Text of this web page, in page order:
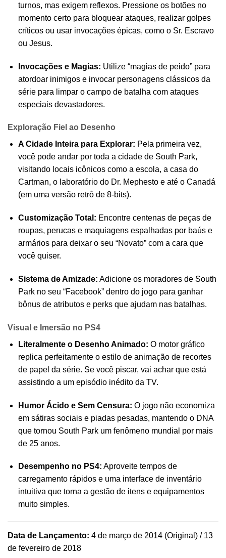
turnos, mas exigem reflexos. Pressione os botões no
momento certo para bloquear ataques, realizar golpes
críticos ou usar invocações épicas, como o Sr. Escravo
ou Jesus.
Invocações e Magias: Utilize “magias de peido” para
atordoar inimigos e invocar personagens clássicos da
série para limpar o campo de batalha com ataques
especiais devastadores.
Exploração Fiel ao Desenho
A Cidade Inteira para Explorar: Pela primeira vez,
você pode andar por toda a cidade de South Park,
visitando locais icônicos como a escola, a casa do
Cartman, o laboratório do Dr. Mephesto e até o Canadá
(em uma versão retrô de 8-bits).
Customização Total: Encontre centenas de peças de
roupas, perucas e maquiagens espalhadas por baús e
armários para deixar o seu “Novato” com a cara que
você quiser.
Sistema de Amizade: Adicione os moradores de South
Park no seu “Facebook” dentro do jogo para ganhar
bônus de atributos e perks que ajudam nas batalhas.
Visual e Imersão no PS4
Literalmente o Desenho Animado: O motor gráfico
replica perfeitamente o estilo de animação de recortes
de papel da série. Se você piscar, vai achar que está
assistindo a um episódio inédito da TV.
Humor Ácido e Sem Censura: O jogo não economiza
em sátiras sociais e piadas pesadas, mantendo o DNA
que tornou South Park um fenômeno mundial por mais
de 25 anos.
Desempenho no PS4: Aproveite tempos de
carregamento rápidos e uma interface de inventário
intuitiva que torna a gestão de itens e equipamentos
muito simples.
Data de Lançamento: 4 de março de 2014 (Original) / 13
de fevereiro de 2018